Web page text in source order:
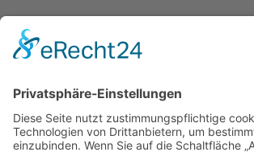
Vertrag widerrufen
Impressum
Datenschutz
Barrierefrei